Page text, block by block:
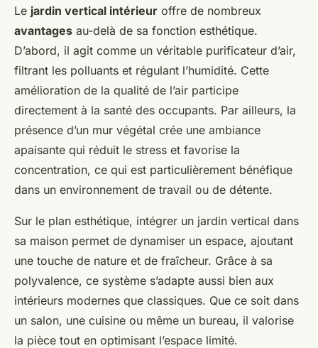
Le jardin vertical intérieur offre de nombreux
avantages au-delà de sa fonction esthétique.
D’abord, il agit comme un véritable purificateur d’air,
filtrant les polluants et régulant l’humidité. Cette
amélioration de la qualité de l’air participe
directement à la santé des occupants. Par ailleurs, la
présence d’un mur végétal crée une ambiance
apaisante qui réduit le stress et favorise la
concentration, ce qui est particulièrement bénéfique
dans un environnement de travail ou de détente.
Sur le plan esthétique, intégrer un jardin vertical dans
sa maison permet de dynamiser un espace, ajoutant
une touche de nature et de fraîcheur. Grâce à sa
polyvalence, ce système s’adapte aussi bien aux
intérieurs modernes que classiques. Que ce soit dans
un salon, une cuisine ou même un bureau, il valorise
la pièce tout en optimisant l’espace limité.